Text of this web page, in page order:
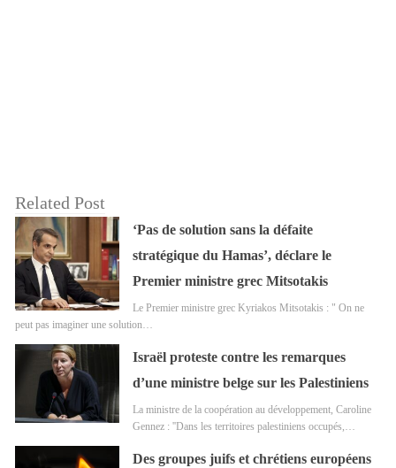
Related Post
‘Pas de solution sans la défaite
stratégique du Hamas’, déclare le
Premier ministre grec Mitsotakis
Le Premier ministre grec Kyriakos Mitsotakis : " On ne
peut pas imaginer une solution…
Israël proteste contre les remarques
d’une ministre belge sur les Palestiniens
La ministre de la coopération au développement, Caroline
Gennez : ''Dans les territoires palestiniens occupés,…
Des groupes juifs et chrétiens européens